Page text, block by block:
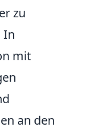
zu
In
mit
an den